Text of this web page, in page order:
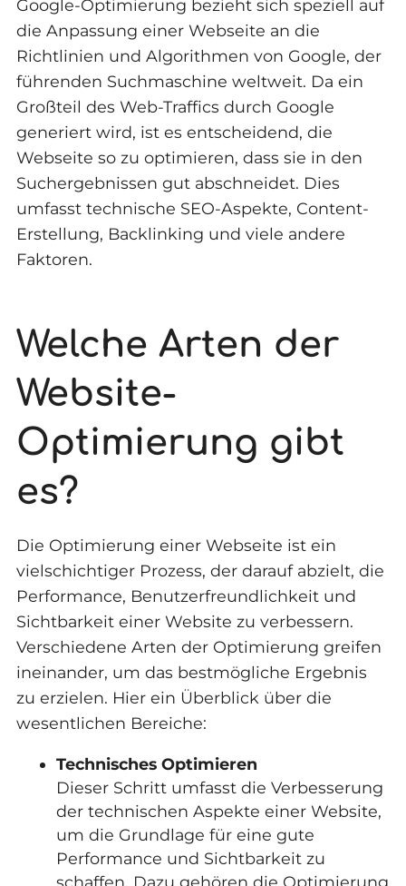
Google-Optimierung bezieht sich speziell auf
die Anpassung einer Webseite an die
Richtlinien und Algorithmen von Google, der
führenden Suchmaschine weltweit. Da ein
Großteil des Web-Traffics durch Google
generiert wird, ist es entscheidend, die
Webseite so zu optimieren, dass sie in den
Suchergebnissen gut abschneidet. Dies
umfasst technische SEO-Aspekte, Content-
Erstellung, Backlinking und viele andere
Faktoren.
Welche Arten der
Website-
Optimierung gibt
es?
Die Optimierung einer Webseite ist ein
vielschichtiger Prozess, der darauf abzielt, die
Performance, Benutzerfreundlichkeit und
Sichtbarkeit einer Website zu verbessern.
Verschiedene Arten der Optimierung greifen
ineinander, um das bestmögliche Ergebnis
zu erzielen. Hier ein Überblick über die
wesentlichen Bereiche:
Technisches Optimieren
Dieser Schritt umfasst die Verbesserung
der technischen Aspekte einer Website,
um die Grundlage für eine gute
Performance und Sichtbarkeit zu
schaffen. Dazu gehören die Optimierung